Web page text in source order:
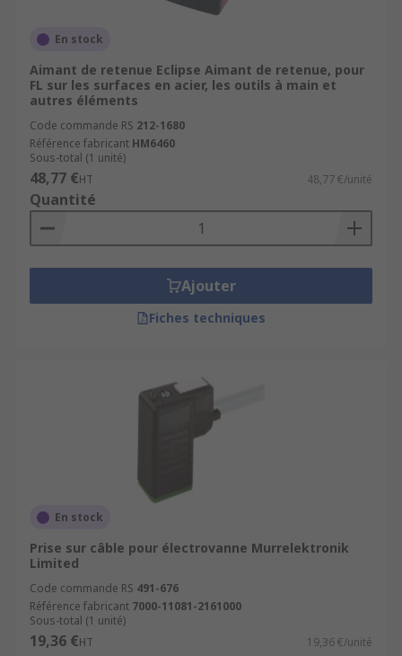
maintenance.
En stock
Aimant de retenue Eclipse Aimant de retenue, pour
FL sur les surfaces en acier, les outils à main et
autres éléments
Code commande RS 212-1680
Référence fabricant HM6460
Sous-total (1 unité)
48,77 €HT 48,77 €/unité
Quantité
Ajouter
Fiches techniques
En stock
Prise sur câble pour électrovanne Murrelektronik
Limited
Code commande RS 491-676
Référence fabricant 7000-11081-2161000
Sous-total (1 unité)
19,36 €HT 19,36 €/unité